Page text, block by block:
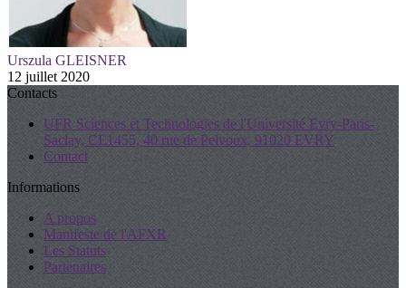
Urszula GLEISNER
12 juillet 2020
Contacts
UFR Sciences et Technologies de l'Université Evry-Paris-
Saclay, CE1455, 40 rue de Pelvoux, 91020 EVRY
Contact
Informations
A propos
Manifeste de l'AFXR
Les Statuts
Partenaires